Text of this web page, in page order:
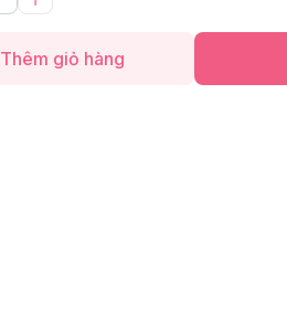
Thêm giỏ hàng